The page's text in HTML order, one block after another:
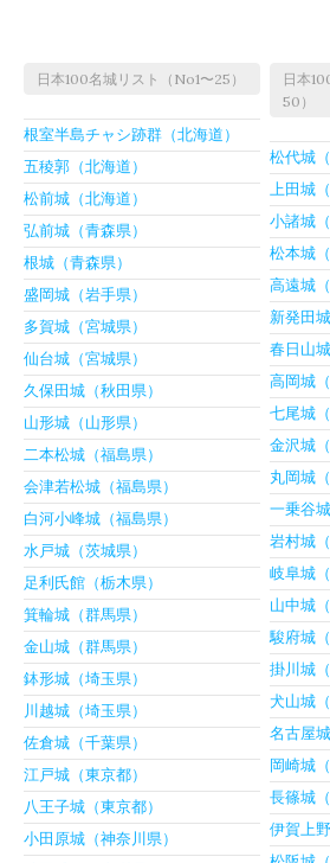
日本100名城リスト（No1〜25）
根室半島チャシ跡群（北海道）
五稜郭（北海道）
松前城（北海道）
弘前城（青森県）
根城（青森県）
盛岡城（岩手県）
多賀城（宮城県）
仙台城（宮城県）
久保田城（秋田県）
山形城（山形県）
二本松城（福島県）
会津若松城（福島県）
白河小峰城（福島県）
水戸城（茨城県）
足利氏館（栃木県）
箕輪城（群馬県）
金山城（群馬県）
鉢形城（埼玉県）
川越城（埼玉県）
佐倉城（千葉県）
江戸城（東京都）
八王子城（東京都）
小田原城（神奈川県）
日本
50）
松代城
上田城
小諸城
松本城
高遠城
新発田
春日山
高岡城
七尾城
金沢城
丸岡城
一乗谷
岩村城
岐阜城
山中城
駿府城
掛川城
犬山城
名古屋
岡崎城
長篠城
伊賀上